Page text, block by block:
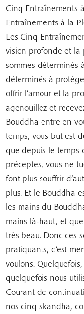
Cinq Entraînements
Entraînements à la
Les Cinq
vision profonde et la
sommes déterminés
déterminés à
offrir l’amour et la
agenouillez et
Bouddha entre en
temps, vous but est
que depuis le temps
préceptes, vous ne
font plus souffrir
plus. Et le Bouddha
les mains du
mains là-haut, et
très beau. Donc ces
pratiquants, c’est
voulons.
quelquefois nous
Courant de
nos cinq skandha,